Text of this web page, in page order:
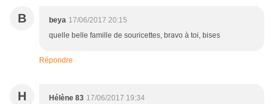
B beya 17/06/2017 20:15
quelle belle famille de souricettes, bravo à toi, bises
Répondre
H Hélène 83 17/06/2017 19:34